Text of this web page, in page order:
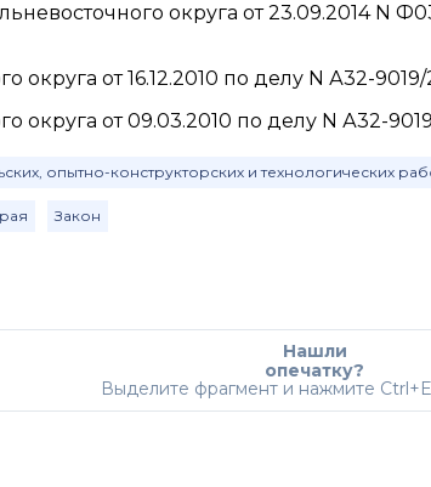
округа от 23.09.2014 N
от 16.12.2010 по делу N А32-
от 09.03.2010 по делу N А32-
опытно-конструкторских и технологических
Закон
Нашли
опечатку?
Выделите фрагмент и нажмите